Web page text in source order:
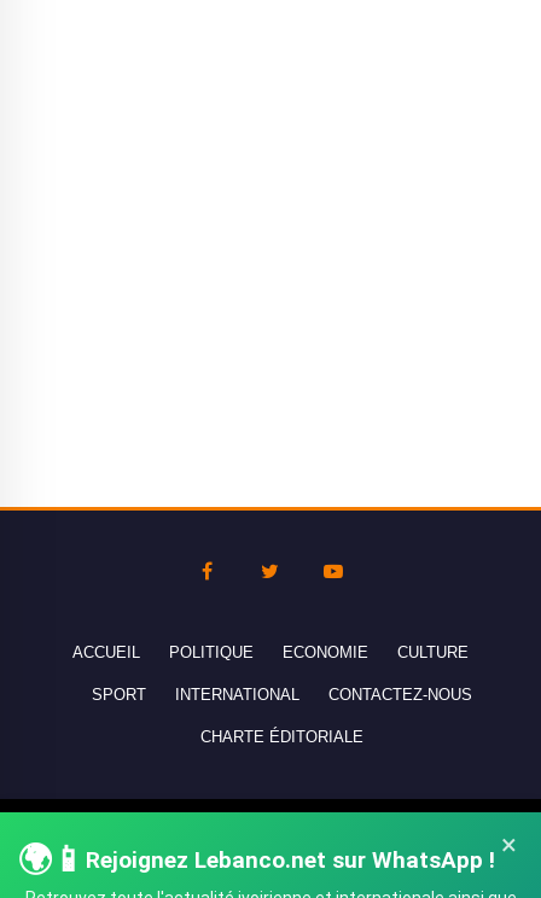
×
🌍📱 Rejoignez Lebanco.net sur WhatsApp !
ACCUEIL POLITIQUE ECONOMIE CULTURE
SPORT INTERNATIONAL CONTACTEZ-NOUS
CHARTE ÉDITORIALE
réservés - All rights reserved.